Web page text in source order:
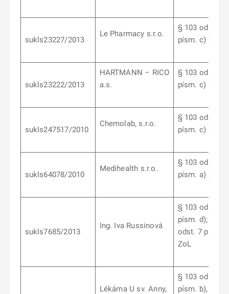
sukls23227/2013
Le Pharmacy s.r.o.
§ 103 odst. 6
písm. c) ZoL
sukls23222/2013
HARTMANN – RICO
a.s.
§ 103 odst. 6
písm. c) ZoL
sukls247517/2010
Chemolab, s.r.o.
§ 103 odst. 12
písm. c) ZoL
sukls64078/2010
Medihealth s.r.o.
§ 103 odst. 1
písm. a) ZoL
sukls7685/2013
Ing. Iva Russinová
§ 103 odst. 6
písm. d); § 103
odst. 7 písm.
ZoL
Lékárna U sv. Anny,
§ 103 odst. 7
písm. b), § 103